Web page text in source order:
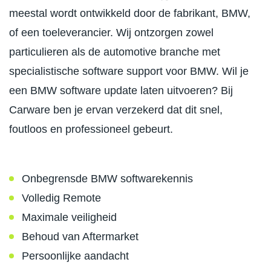
meestal wordt ontwikkeld door de fabrikant, BMW,
of een toeleverancier. Wij ontzorgen zowel
particulieren als de automotive branche met
specialistische software support voor BMW. Wil je
een BMW software update laten uitvoeren? Bij
Carware ben je ervan verzekerd dat dit snel,
foutloos en professioneel gebeurt.
Onbegrensde BMW softwarekennis
Volledig Remote
Maximale veiligheid
Behoud van Aftermarket
Persoonlijke aandacht